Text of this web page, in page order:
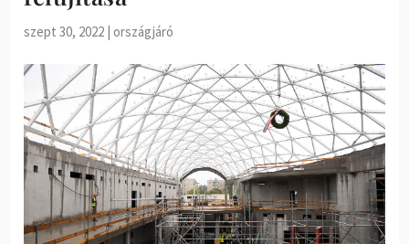
szept 30, 2022 |országjáró